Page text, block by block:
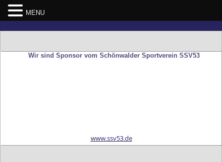
Wir sind Sponsor vom Schönwalder Sportverein SSV53
www.ssv53.de
MENU